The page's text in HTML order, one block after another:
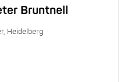
Bruntnell
Heidelberg